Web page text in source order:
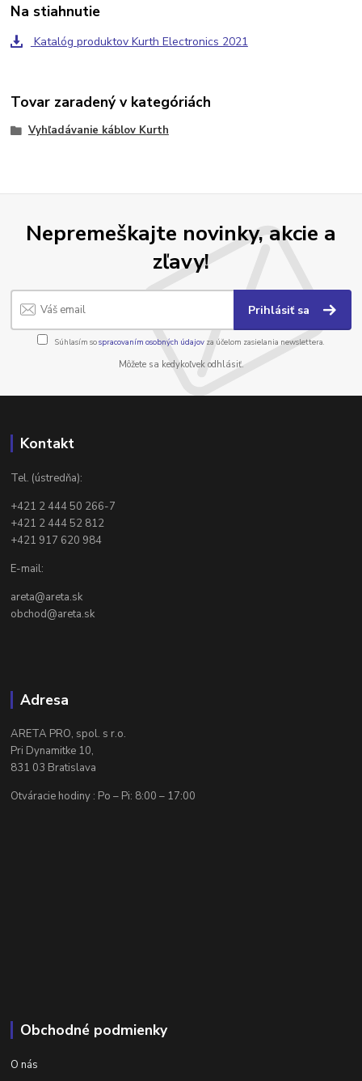
Na stiahnutie
Katalóg produktov Kurth Electronics 2021
Tovar zaradený v kategóriách
Vyhľadávanie káblov Kurth
Nepremeškajte novinky, akcie a
zľavy!
Prihlásiť sa
Súhlasím sospracovaním osobných údajov za účelom zasielania newslettera.
Môžete sa kedykoľvek odhlásiť.
Kontakt
Tel. (ústredňa):
+421 2 444 50 266-7
+421 2 444 52 812
+421 917 620 984
E-mail:
areta@areta.sk
obchod@areta.sk
Adresa
ARETA PRO, spol. s r.o.
Pri Dynamitke 10,
831 03 Bratislava
Otváracie hodiny : Po – Pi: 8:00 – 17:00
Obchodné podmienky
O nás